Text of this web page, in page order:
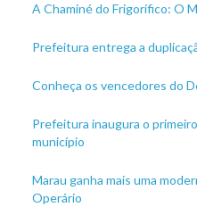
A Chaminé do Frigorífico: O
Prefeitura entrega a
Conheça os vencedores do
Prefeitura inaugura o
município
Marau ganha mais uma
Operário